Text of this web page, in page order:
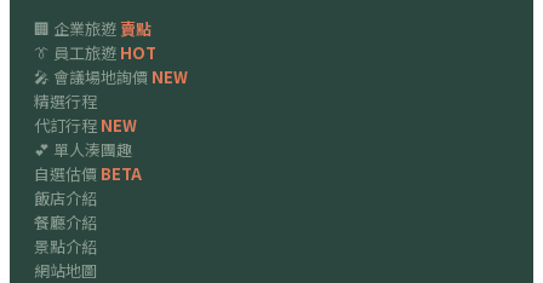
🏢 企業旅遊賣點
👔 員工旅遊 HOT
🎤 會議場地詢價 NEW
精選行程
代訂行程 NEW
💕 單人湊團趣
自選估價 BETA
飯店介紹
餐廳介紹
景點介紹
網站地圖